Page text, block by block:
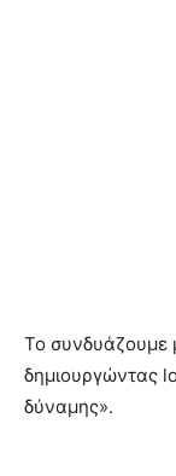
Το συνδυάζουμε
δημιουργώντας
δύναμης».